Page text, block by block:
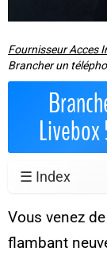
Fournisseur Acces
Brancher un
☰ Index
Vous venez
flambant